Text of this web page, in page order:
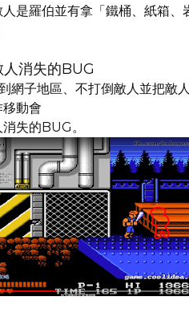
人是羅伯並有拿「鐵桶、紙箱
人消失的BUG
網子地區、不打倒敵人並把敵
動會
失的BUG。